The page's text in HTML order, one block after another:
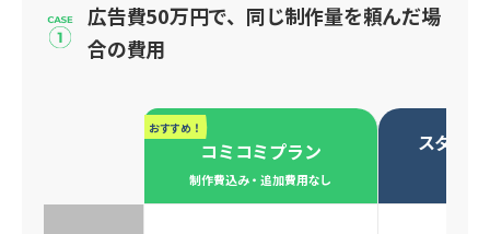
広告費50万円で、同じ制作量を頼んだ場
合の費用
おすすめ！
コミコミプラン
制作費込み・追加費用なし
スタン